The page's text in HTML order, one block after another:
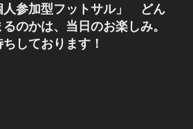
人参加型フットサル」 どん
のかは、当日のお楽しみ。
しております！